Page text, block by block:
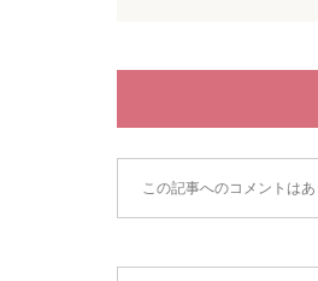
この記事へのコメントはあ